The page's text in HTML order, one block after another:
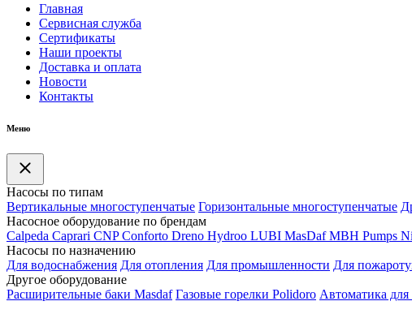
Главная
Сервисная служба
Сертификаты
Наши проекты
Доставка и оплата
Новости
Контакты
Меню
Насосы по типам
Вертикальные многоступенчатые Горизонтальные многоступенчатые
Насосное оборудование по брендам
Calpeda Caprari CNP Conforto Dreno Hydroo LUBI MasDaf MBH Pumps
Насосы по назначению
Для водоснабжения Для отопления Для промышленности Для
Другое оборудование
Расширительные баки Masdaf Газовые горелки Polidoro Автоматика для